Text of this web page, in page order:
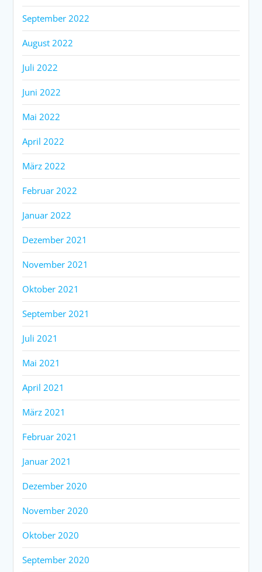
September 2022
August 2022
Juli 2022
Juni 2022
Mai 2022
April 2022
März 2022
Februar 2022
Januar 2022
Dezember 2021
November 2021
Oktober 2021
September 2021
Juli 2021
Mai 2021
April 2021
März 2021
Februar 2021
Januar 2021
Dezember 2020
November 2020
Oktober 2020
September 2020